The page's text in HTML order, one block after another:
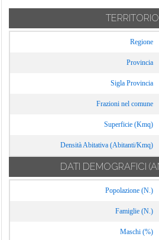
Carlazzo
Lomazzo
Longone al
Lurago Marinone
Lurate Caccivio
Magreglio
Mariano
Comense
Maslianico
Menaggio
Val
TERRITORIO
Regione
Provincia
Sigla Provincia
Frazioni nel comune
Superficie (Kmq)
Densità Abitativa (Abitanti/Kmq)
DATI DEMOGRAFICI
Popolazione (N.)
Famiglie (N.)
Maschi (%)